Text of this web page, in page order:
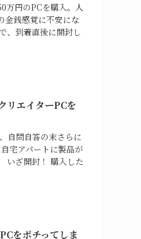
円のPCを購入。人
金銭感覚に不安にな
、到着直後に開封し
リエイターPCを
自問自答の末さらに
宅アパートに製品が
いざ開封！ 購入した
をポチってしま